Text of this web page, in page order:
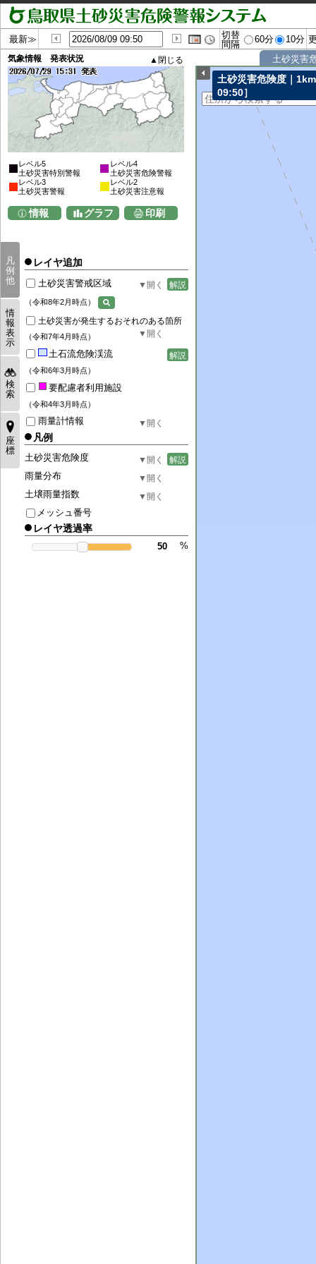
最新≫
切替
間隔
60分 10分
気象情報 発表状況
レベル5
土砂災害特別警報
レベル4
土砂災害危険警報
レベル3
土砂災害警報
レベル2
土砂災害注意報
情報 グラフ 印刷
凡
例
他
情
報
表
示
検
索
座
標
レイヤ追加
土砂災害警戒区域
（令和8年2月時点）
解説
土砂災害が発生するおそれのある箇所
（令和7年4月時点）
土石流危険渓流
（令和6年3月時点）
解説
要配慮者利用施設
（令和4年3月時点）
雨量計情報
凡例
土砂災害危険度 解説
雨量分布
土壌雨量指数
メッシュ番号
レイヤ透過率
%
土砂災害
土砂災害危険度｜
09:50］